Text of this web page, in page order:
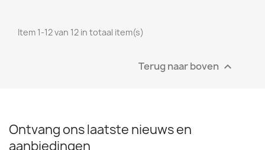
Item 1-12 van 12 in totaal item(s)
Terug naar boven 
Ontvang ons laatste nieuws en
aanbiedingen